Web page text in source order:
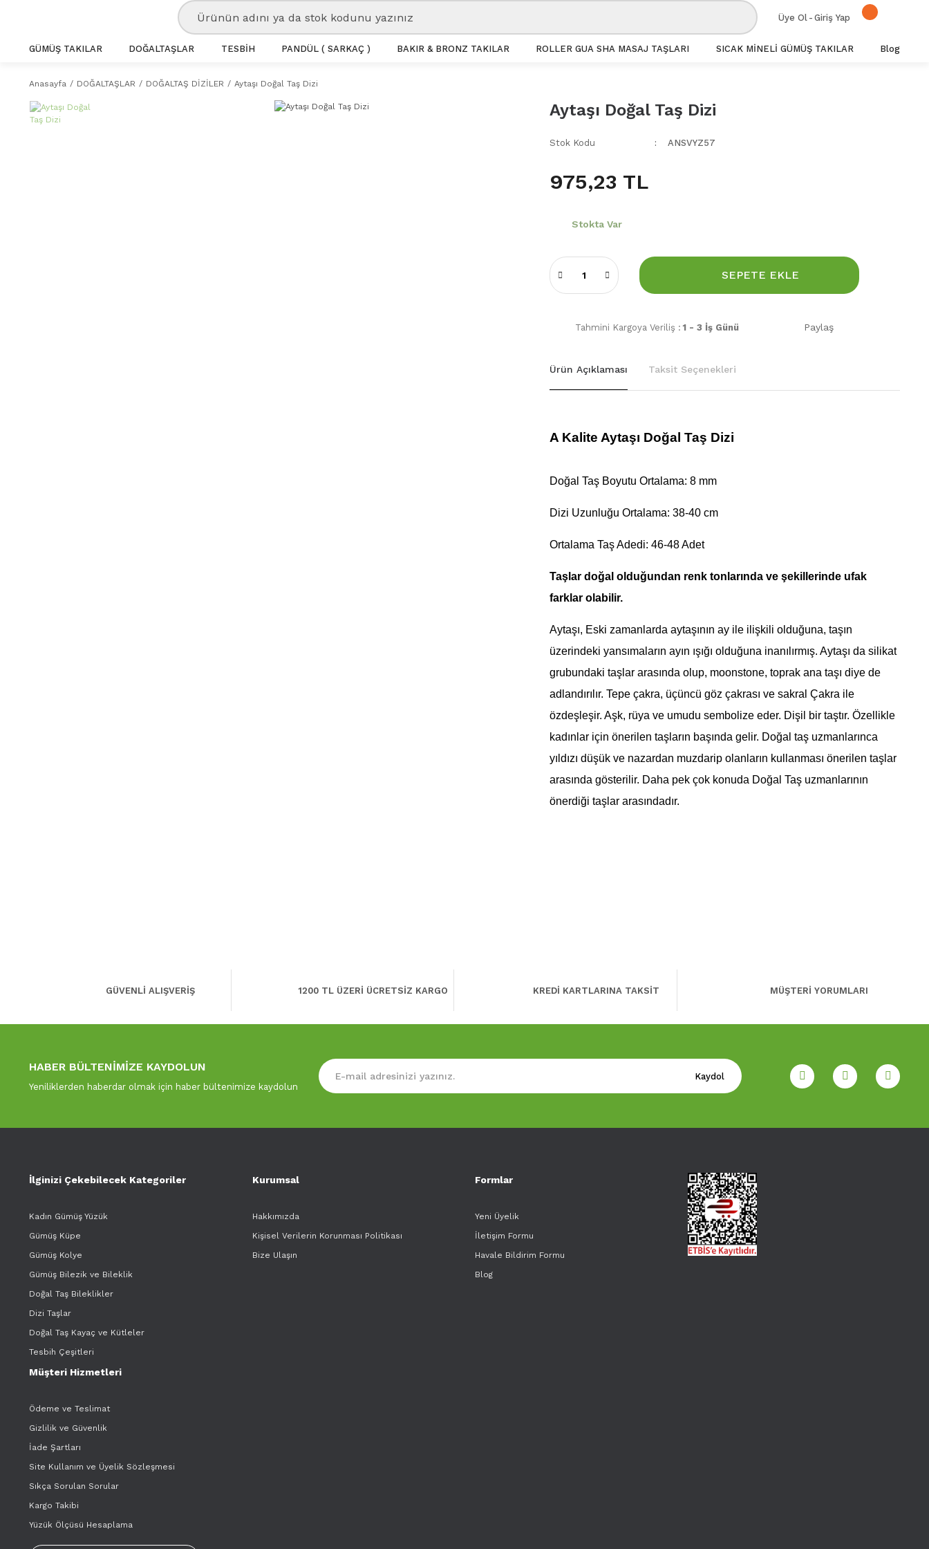
Üye Ol - Giriş Yap
GÜMÜŞ TAKILAR DOĞALTAŞLAR TESBİH PANDÜL ( SARKAÇ ) BAKIR & BRONZ TAKILAR ROLLER GUA SHA MASAJ TAŞLARI SICAK MİNELİ GÜMÜŞ TAKILAR Blog
Anasayfa DOĞALTAŞLAR DOĞALTAŞ DİZİLER Aytaşı Doğal Taş Dizi
Aytaşı Doğal Taş Dizi
Stok Kodu ANSVYZ57
975,23 TL
Stokta Var
SEPETE EKLE
Tahmini Kargoya Veriliş : 1 - 3 İş Günü Paylaş
Ürün Açıklaması Taksit Seçenekleri
A Kalite Aytaşı Doğal Taş Dizi
Doğal Taş Boyutu Ortalama: 8 mm
Dizi Uzunluğu Ortalama: 38-40 cm
Ortalama Taş Adedi: 46-48 Adet
Taşlar doğal olduğundan renk tonlarında ve şekillerinde ufak
farklar olabilir.
Aytaşı, Eski zamanlarda aytaşının ay ile ilişkili olduğuna, taşın
üzerindeki yansımaların ayın ışığı olduğuna inanılırmış. Aytaşı da silikat
grubundaki taşlar arasında olup, moonstone, toprak ana taşı diye de
adlandırılır. Tepe çakra, üçüncü göz çakrası ve sakral Çakra ile
özdeşleşir. Aşk, rüya ve umudu sembolize eder. Dişil bir taştır. Özellikle
kadınlar için önerilen taşların başında gelir. Doğal taş uzmanlarınca
yıldızı düşük ve nazardan muzdarip olanların kullanması önerilen taşlar
arasında gösterilir. Daha pek çok konuda Doğal Taş uzmanlarının
önerdiği taşlar arasındadır.
GÜVENLİ ALIŞVERİŞ 1200 TL ÜZERİ ÜCRETSİZ KARGO KREDİ KARTLARINA TAKSİT MÜŞTERİ YORUMLARI
HABER BÜLTENİMİZE KAYDOLUN
Yeniliklerden haberdar olmak için haber bültenimize kaydolun
Kaydol
İlginizi Çekebilecek Kategoriler
Kadın Gümüş Yüzük
Gümüş Küpe
Gümüş Kolye
Gümüş Bilezik ve Bileklik
Doğal Taş Bileklikler
Dizi Taşlar
Doğal Taş Kayaç ve Kütleler
Tesbih Çeşitleri
Kurumsal
Hakkımızda
Kişisel Verilerin Korunması Politikası
Bize Ulaşın
Formlar
Yeni Üyelik
İletişim Formu
Havale Bildirim Formu
Blog
Müşteri Hizmetleri
Ödeme ve Teslimat
Gizlilik ve Güvenlik
İade Şartları
Site Kullanım ve Üyelik Sözleşmesi
Sıkça Sorulan Sorular
Kargo Takibi
Yüzük Ölçüsü Hesaplama